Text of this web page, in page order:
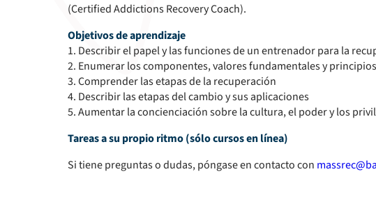
(Certified Addictions Recovery Coach).
Objetivos de aprendizaje
1. Describir el papel y las funciones de un entrenador para la
2. Enumerar los componentes, valores fundamentales y
3. Comprender las etapas de la recuperación
4. Describir las etapas del cambio y sus aplicaciones
5. Aumentar la concienciación sobre la cultura, el poder y los
Tareas a su propio ritmo (sólo cursos en línea)
Si tiene preguntas o dudas, póngase en contacto con